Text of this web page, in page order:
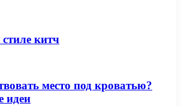
китч
место под кроватью?
идеи